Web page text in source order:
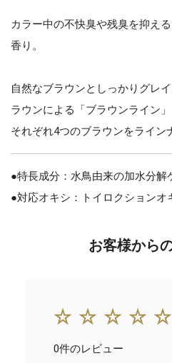
カラー中の不快臭や残臭を抑え
香り。
自然なブラウンとしっかりグレ
ラウンによる「ブラウンライン」
それぞれ4つのブラウンをライン
●特長成分：水鳥由来の加水分解
●対応オキシ：トイロクションオ
お客様から
☆☆☆☆☆
0件のレビュー